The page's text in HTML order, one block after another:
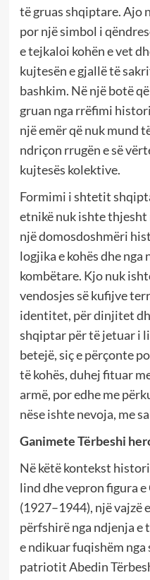
të gruas shqiptare. Ajo
por një simbol i
e tejkaloi kohën e vet
kujtesën e gjallë të
bashkim. Në një botë
gruan nga rrëfimi
një emër që nuk mund
ndriçon rrugën e së
kujtesës kolektive.
Formimi i shtetit
etnikë nuk ishte
një domosdoshmëri
logjika e kohës dhe
kombëtare. Kjo nuk
vendosjes së kufijve
identitet, për dinjitet
shqiptar për të jetuar i
betejë, siç e përçonte
të kohës, duhej fituar
armë, por edhe me
nëse ishte nevoja, me
Ganimete Tërbeshi
Në këtë kontekst
lind dhe vepron figura
(1927–1944), një vajzë
përfshirë nga ndjenja e
e ndikuar fuqishëm
patriotit Abedin